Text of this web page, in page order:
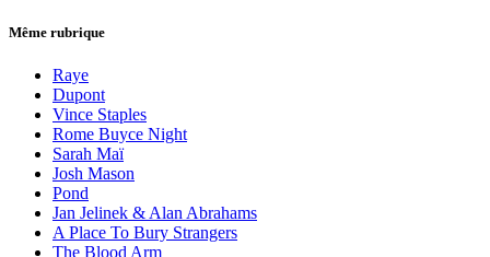
Même rubrique
Raye
Dupont
Vince Staples
Rome Buyce Night
Sarah Maï
Josh Mason
Pond
Jan Jelinek & Alan Abrahams
A Place To Bury Strangers
The Blood Arm